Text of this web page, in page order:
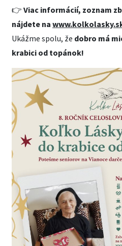
👉 Viac informácií, zoznam
nájdete na
Ukážme spolu, že dobro má
krabici od topánok!